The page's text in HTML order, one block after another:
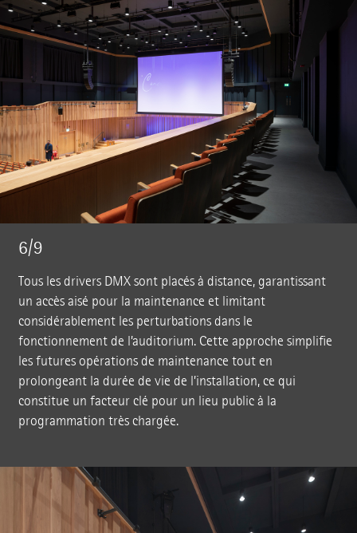
6/9
Tous les drivers DMX sont placés à distance, garantissant
un accès aisé pour la maintenance et limitant
considérablement les perturbations dans le
fonctionnement de l’auditorium. Cette approche simplifie
les futures opérations de maintenance tout en
prolongeant la durée de vie de l’installation, ce qui
constitue un facteur clé pour un lieu public à la
programmation très chargée.